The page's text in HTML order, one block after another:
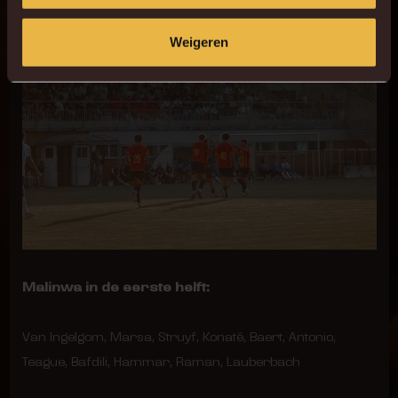
Weigeren
Malinwa in de eerste helft:
Van Ingelgom, Marsa, Struyf, Konaté, Baert, Antonio,
Teague, Bafdili, Hammar, Raman, Lauberbach